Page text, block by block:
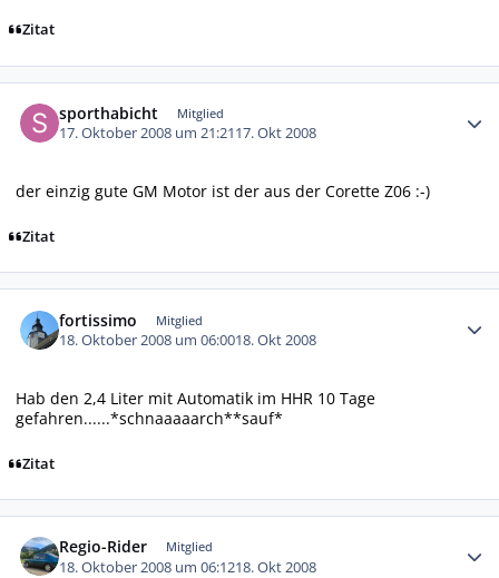
Zitat
sporthabicht Mitglied
17. Oktober 2008 um 21:2117. Okt 2008
der einzig gute GM Motor ist der aus der Corette Z06 :-)
Zitat
fortissimo Mitglied
18. Oktober 2008 um 06:0018. Okt 2008
Hab den 2,4 Liter mit Automatik im HHR 10 Tage
gefahren......*schnaaaaarch**sauf*
Zitat
Regio-Rider Mitglied
18. Oktober 2008 um 06:1218. Okt 2008